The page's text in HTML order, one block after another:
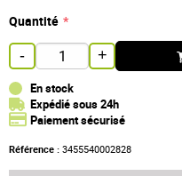
Quantité
- +
En stock
Expédié sous 24h
Paiement sécurisé
Référence : 3455540002828